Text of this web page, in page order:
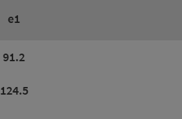
e1
91.2
124.5